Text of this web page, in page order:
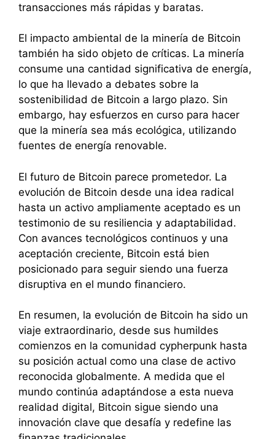
transacciones más rápidas y baratas.
El impacto ambiental de la minería de Bitcoin
también ha sido objeto de críticas. La minería
consume una cantidad significativa de energía,
lo que ha llevado a debates sobre la
sostenibilidad de Bitcoin a largo plazo. Sin
embargo, hay esfuerzos en curso para hacer
que la minería sea más ecológica, utilizando
fuentes de energía renovable.
El futuro de Bitcoin parece prometedor. La
evolución de Bitcoin desde una idea radical
hasta un activo ampliamente aceptado es un
testimonio de su resiliencia y adaptabilidad.
Con avances tecnológicos continuos y una
aceptación creciente, Bitcoin está bien
posicionado para seguir siendo una fuerza
disruptiva en el mundo financiero.
En resumen, la evolución de Bitcoin ha sido un
viaje extraordinario, desde sus humildes
comienzos en la comunidad cypherpunk hasta
su posición actual como una clase de activo
reconocida globalmente. A medida que el
mundo continúa adaptándose a esta nueva
realidad digital, Bitcoin sigue siendo una
innovación clave que desafía y redefine las